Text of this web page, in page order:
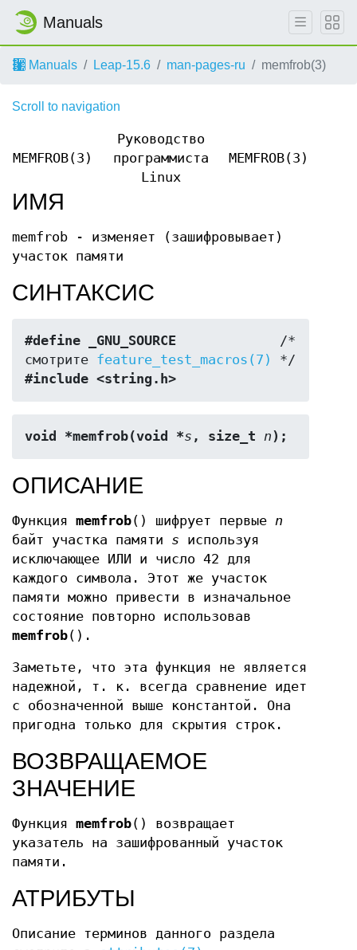
Manuals
Manuals Leap-15.6 man-pages-ru memfrob(3)
Scroll to navigation
MEMFROB(3)
Руководство
программиста
Linux
MEMFROB(3)
ИМЯ
memfrob - изменяет (зашифровывает)
участок памяти
СИНТАКСИС
#define _GNU_SOURCE
             /*
смотрите feature_test_macros(7)
#include <string.h>
void *memfrob(void *s , size_t n);
ОПИСАНИЕ
Функция memfrob() шифрует первые n
байт участка памяти s используя
исключающее ИЛИ и число 42 для
каждого символа. Этот же участок
памяти можно привести в изначальное
состояние повторно использовав
memfrob().
Заметьте, что эта функция не является
надежной, т. к. всегда сравнение идет
с обозначенной выше константой. Она
пригодна только для скрытия строк.
ВОЗВРАЩАЕМОЕ
ЗНАЧЕНИЕ
Функция memfrob() возвращает
указатель на зашифрованный участок
памяти.
АТРИБУТЫ
Описание терминов данного раздела